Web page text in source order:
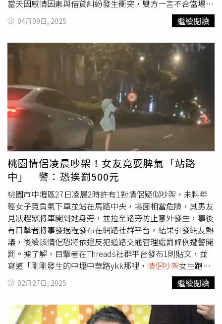
當天因感情因素與借貸糾紛發生衝突，雙方一言不合當場吵
起來，黃女情緒失控後竟直接點燃身旁的衣物，不顧火勢延
燒繼續與林男吵架，直到火勢一發不可收拾後才逃出，但也
雙手也因此燙傷送醫。警消獲報到場後，也派出指揮車5
輛、消防車輛15輛、救護車輛4輛、人員69名，將火勢控
制。至於詳細事故原因仍有待進一步調查釐清。不過當警方
在路口指揮交通，以利救火工作順利進行時，還遭到一名男
子毒駕撞上，所幸員警及時閃避，並未受傷，但也在男子身
上查獲安非他命、K他命與喪屍菸彈。
04月09日, 2025 繼續閱讀
桃園情侶凌晨吵架！女友竟耍脾氣「站路
中」 警：恐挨罰500元
桃園市中壢區27日凌晨2時許有1對情侶疑似吵架，未料年
輕女子竟負氣下車並站在馬路中央，場面相當危險，其男友
見狀趕緊將車開到她身旁，並拉至路旁防止意外發生，事後
有目擊者將事發過程發布在網路社群平台，結果引發網友熱
議，後續該情侶恐將依違反犯道路交通管理處罰條例遭警開
罰。據了解，目擊者在Threads社群平台發布1則貼文，並
寫道「剛剛發生的中壢中華路ykk那裡， 情侶吵架女生跑到
路中間耍脾氣，超好笑是怎樣」，結果引來大批網友回覆，
稱「可以不要擋別人的路嗎」、「你們最好不要分手，以免
禍害他人」、「超好笑，乾脆躺在那邊吵好了」及「要害人
也不是這樣吧」。警方表示，中壢警分局交通組警務員徐光
02月27日, 2025 繼續閱讀